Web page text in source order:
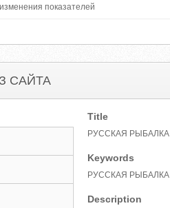
показателей
САЙТА
Title
РУССКАЯ РЫБАЛКА
Keywords
РУССКАЯ РЫБАЛКА 3,
Description